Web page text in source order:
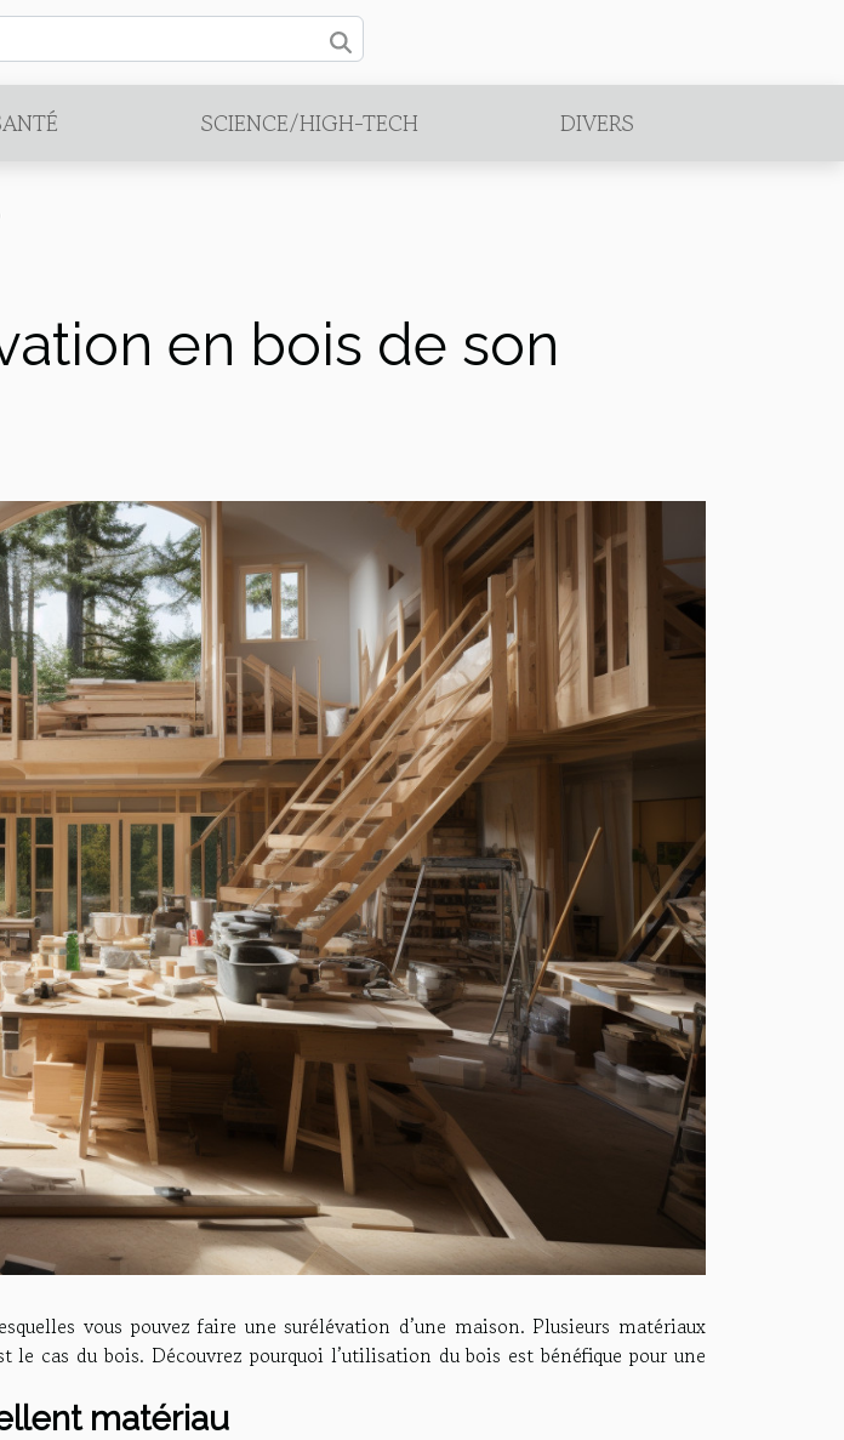
SCIENCE/HIGH-TECH DIVERS
en bois de son
vous pouvez faire une surélévation d’une maison. Plusieurs matériaux
le cas du bois. Découvrez pourquoi l’utilisation du bois est bénéfique pour une
matériau